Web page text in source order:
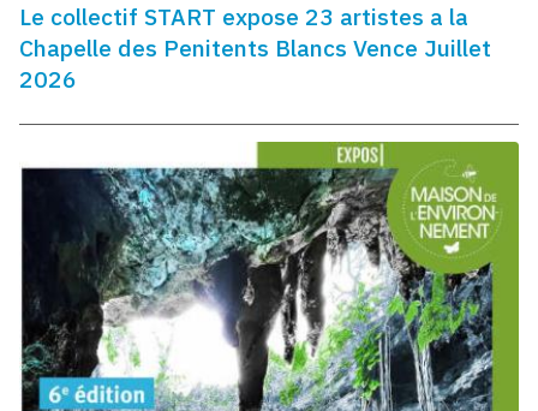
Le collectif START expose 23 artistes a la
Chapelle des Penitents Blancs Vence Juillet
2026